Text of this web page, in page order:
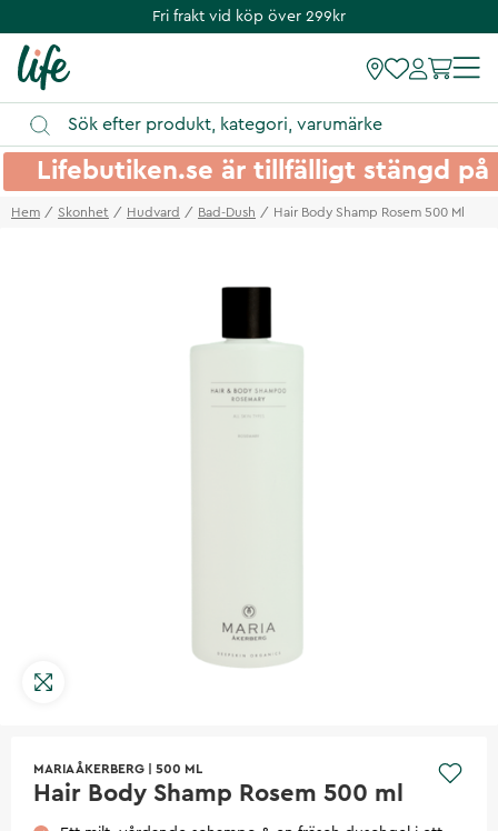
Fri frakt vid köp över 299kr
Lifebutiken.se är tillfälligt stängd
Hem Skonhet Hudvard Bad-Dush Hair Body Shamp Rosem 500 Ml
MARIA ÅKERBERG 500 ML
Hair Body Shamp Rosem 500 ml